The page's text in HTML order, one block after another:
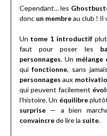
Cependant… les
donc un membreau club ! Il
Un tome 1 introductif
faut pour poser les
personnages. Un mélange
quifonctionne, sans
personnages aux
qui peuvent facilement
l’histoire. Un équilibreplutôt
surprise— a bien
convaincrede lire la suite.